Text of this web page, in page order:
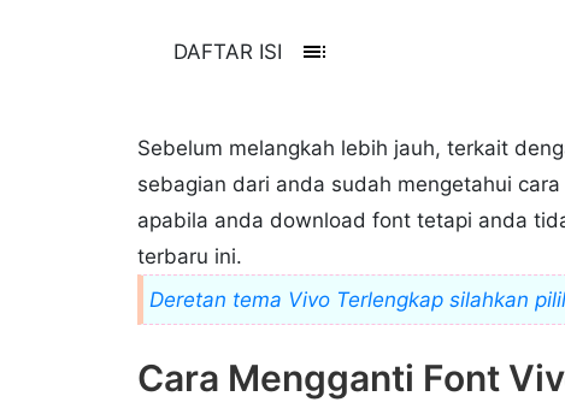
DAFTAR ISI toc
Sebelum melangkah lebih jauh, terkait
sebagian dari anda sudah mengetahui
apabila anda download font tetapi anda
terbaru ini.
Deretan tema Vivo Terlengkap silahkan
Cara Mengganti Font